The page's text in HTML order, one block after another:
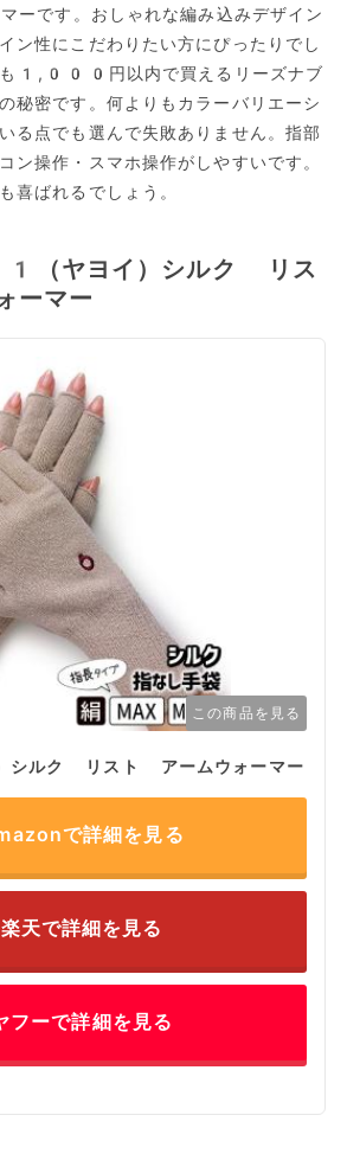
ーです。おしゃれな編み込みデザイン
ン性にこだわりたい方にぴったりでし
も1,000円以内で買えるリーズナブ
秘密です。何よりもカラーバリエーシ
る点でも選んで失敗ありません。指部
ン操作・スマホ操作がしやすいです。
喜ばれるでしょう。
ヤヨイ）シルク リス
ーマー
この商品を見る
ルク リスト アームウォーマー
で詳細を見る
楽天で詳細を見る
フーで詳細を見る